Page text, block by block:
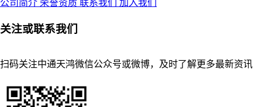
公司简介 荣誉资质 联系我们 加入我们
关注或联系我们
扫码关注中通天鸿微信公众号或微博，及时了解更多最新资讯